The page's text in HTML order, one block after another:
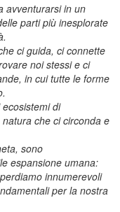
avventurarsi in un
parti più inesplorate
ci guida, ci connette
noi stessi e ci
in cui tutte le forme
di
che ci circonda e
sono
espansione umana:
innumerevoli
per la nostra